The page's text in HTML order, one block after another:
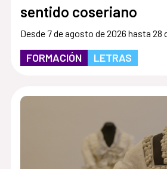
sentido coseriano
Desde 7 de agosto de 2026 hasta 28
FORMACIÓN LETRAS